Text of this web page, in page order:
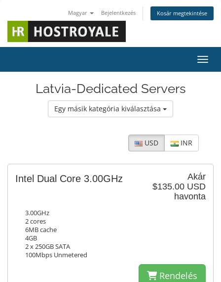
Magyar Bejelentkezés Kosár megtekintése
Latvia-Dedicated Servers
Egy másik kategória kiválasztása
USD INR
Akár
$135.00 USD
havonta
Intel Dual Core 3.00GHz
3.00GHz
2 cores
6MB cache
4GB
2 x 250GB SATA
100Mbps Unmetered
Rendelés